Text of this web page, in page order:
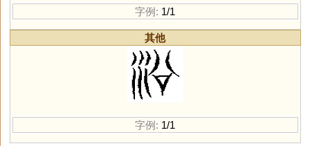
字例: 1/1
其他
字例: 1/1